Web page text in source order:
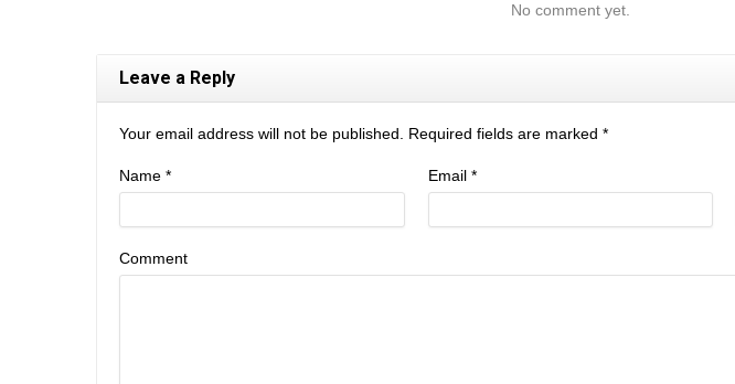
No comment yet.
Leave a Reply
Your email address will not be published. Required fields are marked *
Name * Email *
Comment